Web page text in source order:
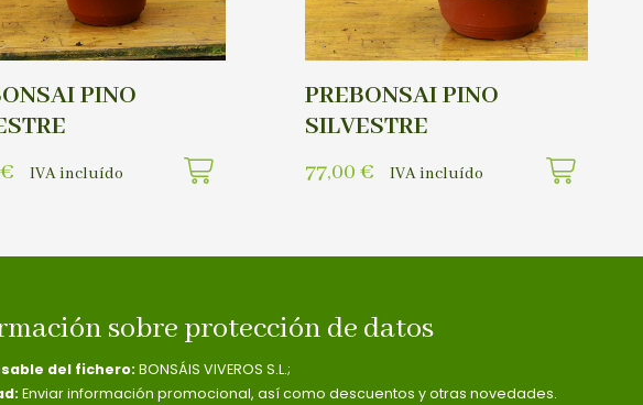
PINO
€ IVA incluído
PREBONSAI PINO
SILVESTRE
77,00 € IVA incluído
sobre protección de datos
del fichero: BONSÁIS VIVEROS S.L.;
Enviar información promocional, así como descuentos y otras novedades.